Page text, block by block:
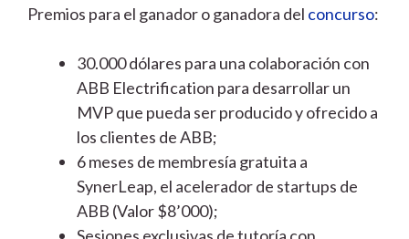
Premios para el ganador o ganadora del concurso:
30.000 dólares para una colaboración con
ABB Electrification para desarrollar un
MVP que pueda ser producido y ofrecido a
los clientes de ABB;
6 meses de membresía gratuita a
SynerLeap, el acelerador de startups de
ABB (Valor $8’000);